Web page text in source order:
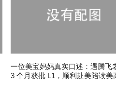
一位美宝妈妈真实口述：遇腾飞
3 个月获批 L1，顺利赴美陪读美